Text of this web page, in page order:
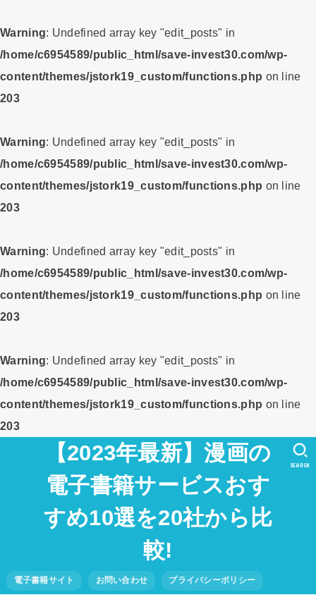
Warning: Undefined array key "edit_posts" in
/home/c6954589/public_html/save-invest30.com/wp-
content/themes/jstork19_custom/functions.php on line
203
Warning: Undefined array key "edit_posts" in
/home/c6954589/public_html/save-invest30.com/wp-
content/themes/jstork19_custom/functions.php on line
203
Warning: Undefined array key "edit_posts" in
/home/c6954589/public_html/save-invest30.com/wp-
content/themes/jstork19_custom/functions.php on line
203
Warning: Undefined array key "edit_posts" in
/home/c6954589/public_html/save-invest30.com/wp-
content/themes/jstork19_custom/functions.php on line
203
【2023年最新】漫画の
電子書籍サービスおす
すめ10選を20社から比
較!
電子書籍サイト お問い合わせ プライバシーポリシー
SEARCH